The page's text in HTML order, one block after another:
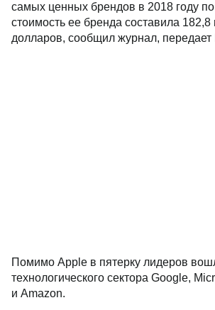
самых ценных брендов в 2018 году
стоимость ее бренда составила
долларов, сообщил журнал,
Помимо Apple в пятерку лидеров
технологического сектора Google,
и Amazon.